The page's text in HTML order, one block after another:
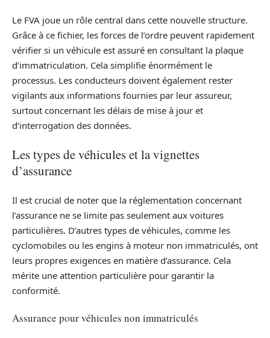
Le FVA joue un rôle central dans cette nouvelle structure.
Grâce à ce fichier, les forces de l’ordre peuvent rapidement
vérifier si un véhicule est assuré en consultant la plaque
d’immatriculation. Cela simplifie énormément le
processus. Les conducteurs doivent également rester
vigilants aux informations fournies par leur assureur,
surtout concernant les délais de mise à jour et
d’interrogation des données.
Les types de véhicules et la vignettes
d’assurance
Il est crucial de noter que la réglementation concernant
l’assurance ne se limite pas seulement aux voitures
particulières. D’autres types de véhicules, comme les
cyclomobiles ou les engins à moteur non immatriculés, ont
leurs propres exigences en matière d’assurance. Cela
mérite une attention particulière pour garantir la
conformité.
Assurance pour véhicules non immatriculés